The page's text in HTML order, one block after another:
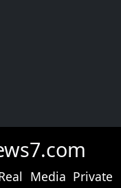
Media Private